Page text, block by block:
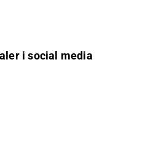
i social media